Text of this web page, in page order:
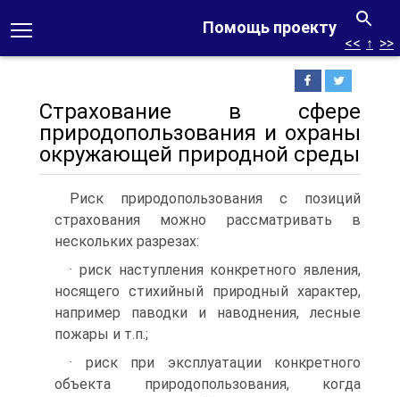
Помощь проекту
<< ↑ >>
Страхование в сфере
природопользования и охраны
окружающей природной среды
Риск природопользования с позиций
страхования можно рассматривать в
нескольких разрезах:
· риск наступления конкретного явления,
носящего стихийный природный характер,
например паводки и наводнения, лесные
пожары и т.п.;
· риск при эксплуатации конкретного
объекта природопользования, когда